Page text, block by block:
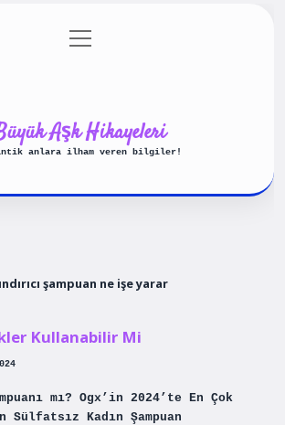
Gizlilik Politikası
menüyü
aç
Aşk Hikayeleri
anlara ilham veren bilgiler!
şampuan ne işe yarar
Kullanabilir Mi
mı? Ogx’in 2024’te En Çok
Kadın Şampuan